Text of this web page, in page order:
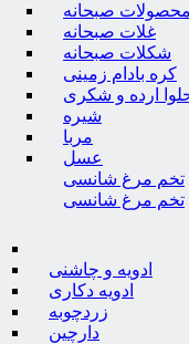
صبحانه
غلات صبحانه
شکلات صبحانه
کره بادام زمینی
ارده و شکری
شیره
مربا
عسل
تخم مرغ شانسی
تخم مرغ شانسی
ادویه و چاشنی
ادویه دکاری
زردچوبه
دارچین